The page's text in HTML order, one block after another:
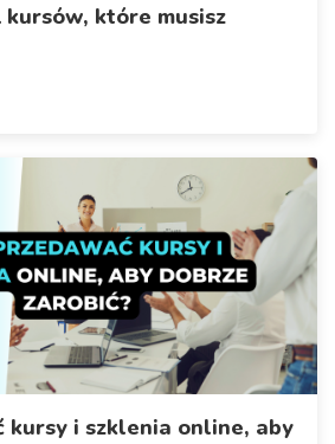
które musisz
kursy i szklenia online, aby